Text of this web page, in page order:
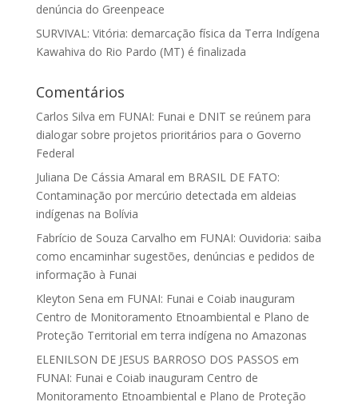
denúncia do Greenpeace
SURVIVAL: Vitória: demarcação física da Terra Indígena
Kawahiva do Rio Pardo (MT) é finalizada
Comentários
Carlos Silva em FUNAI: Funai e DNIT se reúnem para
dialogar sobre projetos prioritários para o Governo
Federal
Juliana De Cássia Amaral em BRASIL DE FATO:
Contaminação por mercúrio detectada em aldeias
indígenas na Bolívia
Fabrício de Souza Carvalho em FUNAI: Ouvidoria: saiba
como encaminhar sugestões, denúncias e pedidos de
informação à Funai
Kleyton Sena em FUNAI: Funai e Coiab inauguram
Centro de Monitoramento Etnoambiental e Plano de
Proteção Territorial em terra indígena no Amazonas
ELENILSON DE JESUS BARROSO DOS PASSOS em
FUNAI: Funai e Coiab inauguram Centro de
Monitoramento Etnoambiental e Plano de Proteção